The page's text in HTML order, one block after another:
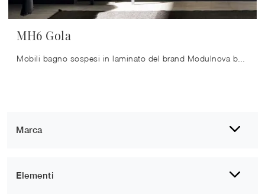
Marca
Elementi
MH6 Gola